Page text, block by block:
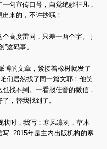
句宣传口号，自觉绝妙非凡，
来的，不许抄哦！
高度雷同，只差一两个字。于
这码事。
博的文章，紧接着橡树就发了
们居然找了同一篇文耶！他笑
找不到。一看报佳音的微信，
，替我找到了。
状时，我写：寒风凛冽，草木
: 2015年是主内出版机构的寒